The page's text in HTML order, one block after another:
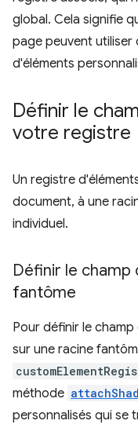
global. Cela signifie
page peuvent utiliser
d'éléments
Définir le
votre registre
Un registre
document, à une
individuel.
Définir le champ
fantôme
Pour définir le
sur une racine
méthode
personnalisés qui se